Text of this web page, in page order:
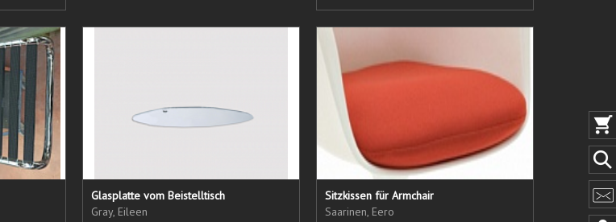
Glasplatte vom Beistelltisch
Gray, Eileen
Sitzkissen für Armchair
Saarinen, Eero